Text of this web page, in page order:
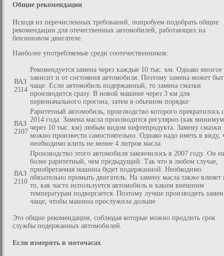
Общие рекомендации
Исходя из перечисленных требований, попробуем подобрать общие
рекомендации для отечественных автомобилей, работающих на
бензиновом двигателе.
Наиболее употребляемые среди соотечественников:
ВАЗ
2114
Рекомендуется замена через каждые 10 тыс. км. Однако многое
зависит и от состояния автомобиля. Поэтому замена может
чаще. Если автомобиль подержанный, то замена смазки
производится сразу. В новой машине через 3 км для
первоначального прогона, затем в обычном порядке
ВАЗ
2107
Раритетный автомобиль, производство которого прекратилось с
2014 года. Замена масла производится регулярно (как минимум
через 10 тыс. км) любым видом нефтепродукта. Замену смазки
можно произвести самостоятельно. Однако надо иметь в виду,
необходимо влить не менее 4 литров масла
ВАЗ
2110
Производство этого автомобиля закончилось в 2007 году. Он
более раритетный, чем предыдущий. Так что в любом случае,
приобретаемая машина будет подержанной. Необходимо
обязательно промыть двигатель. На замену масла также влияет
то, как часто используется автомобиль и каким внешним
температурам подвергается. Поэтому лучше производить
чаще, чтобы машина прослужила дольше
Это общие рекомендации, соблюдая которые можно продлить срок
службы подержанных автомобилей.
Если измерять в моточасах